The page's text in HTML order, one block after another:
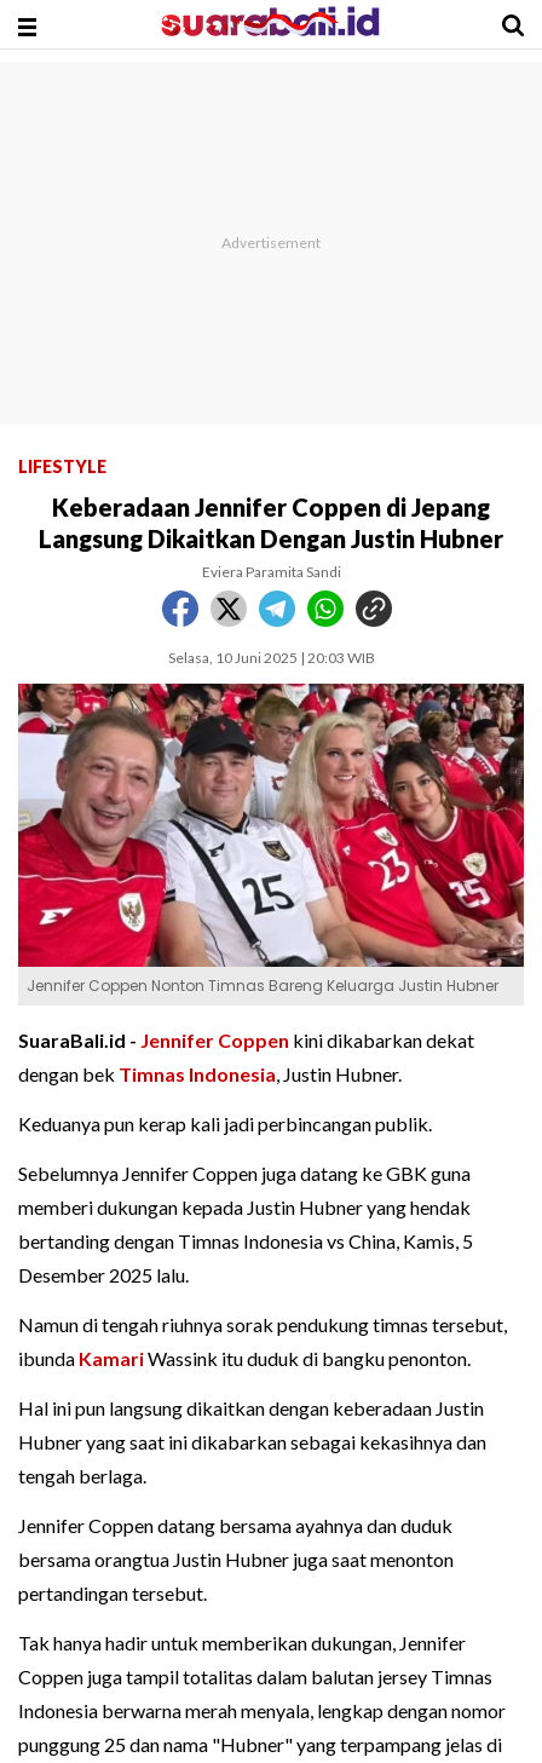
LIFESTYLE
Keberadaan Jennifer Coppen di Jepang
Langsung Dikaitkan Dengan Justin Hubner
Eviera Paramita Sandi
Selasa, 10 Juni 2025 | 20:03 WIB
Jennifer Coppen Nonton Timnas Bareng Keluarga Justin Hubner
SuaraBali.id - Jennifer Coppen kini dikabarkan dekat
dengan bek Timnas Indonesia, Justin Hubner.
Keduanya pun kerap kali jadi perbincangan publik.
Sebelumnya Jennifer Coppen juga datang ke GBK guna
memberi dukungan kepada Justin Hubner yang hendak
bertanding dengan Timnas Indonesia vs China, Kamis, 5
Desember 2025 lalu.
Namun di tengah riuhnya sorak pendukung timnas tersebut,
ibunda KamariWassink itu duduk di bangku penonton.
Hal ini pun langsung dikaitkan dengan keberadaan Justin
Hubner yang saat ini dikabarkan sebagai kekasihnya dan
tengah berlaga.
Jennifer Coppen datang bersama ayahnya dan duduk
bersama orangtua Justin Hubner juga saat menonton
pertandingan tersebut.
Tak hanya hadir untuk memberikan dukungan, Jennifer
Coppen juga tampil totalitas dalam balutan jersey Timnas
Indonesia berwarna merah menyala, lengkap dengan nomor
punggung 25 dan nama "Hubner" yang terpampang jelas di